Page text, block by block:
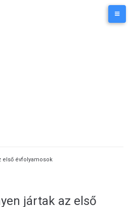
első évfolyamosok
jártak az első